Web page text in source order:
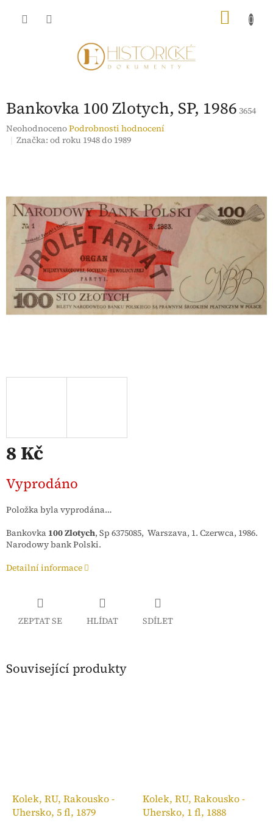
Bankovka 100 Zlotych, SP, 1986 3654
Průměrné
hodnocení
5
hvězdiček.
NeohodnocenoPodrobnosti hodnocení
Značka:od roku 1948 do 1989
8 Kč
cena:
Vyprodáno
Položka byla vyprodána…
Bankovka 100 Zlotych, Sp 6375085, Warszava, 1. Czerwca, 1986.
Narodowy bank Polski.
Detailní informace
ZEPTAT SE HLÍDAT SDÍLET
Související produkty
Kolek, RU, Rakousko -
Uhersko, 5 fl, 1879
Kolek, RU, Rakousko -
Uhersko, 1 fl, 1888